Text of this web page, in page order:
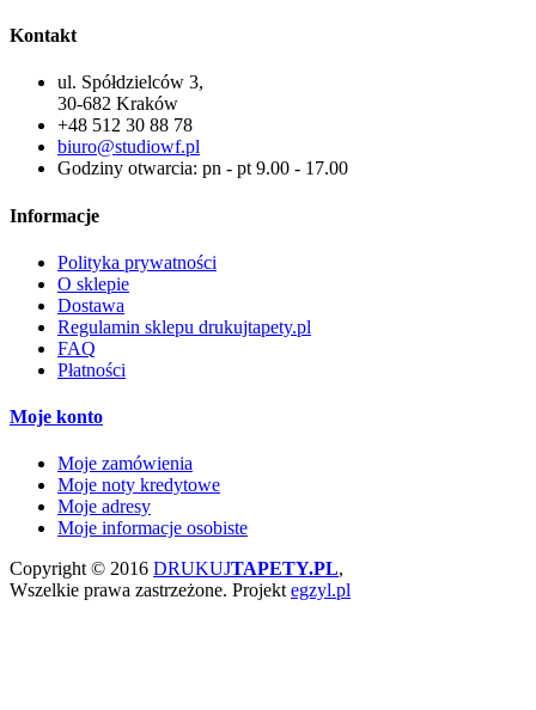
Kontakt
ul. Spółdzielców 3,
30-682 Kraków
+48 512 30 88 78
biuro@studiowf.pl
Godziny otwarcia: pn - pt 9.00 - 17.00
Informacje
Polityka prywatności
O sklepie
Dostawa
Regulamin sklepu drukujtapety.pl
FAQ
Płatności
Moje konto
Moje zamówienia
Moje noty kredytowe
Moje adresy
Moje informacje osobiste
Copyright © 2016 DRUKUJTAPETY.PL,
Wszelkie prawa zastrzeżone. Projekt egzyl.pl